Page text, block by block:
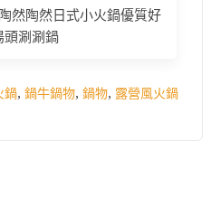
然陶然日式小火鍋優質好
頭涮涮鍋
鍋, 鍋牛鍋物, 鍋物, 露營風火鍋